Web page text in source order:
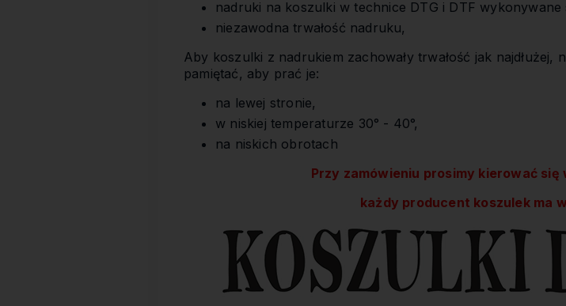
nadruki na koszulki w technice DTG i DTF wykonywane
niezawodna trwałość nadruku,
Aby koszulki z nadrukiem zachowały trwałość jak
pamiętać, aby prać je:
na lewej stronie,
w niskiej temperaturze 30° - 40°,
na niskich obrotach
Przy zamówieniu prosimy kierować
każdy producent koszulek ma